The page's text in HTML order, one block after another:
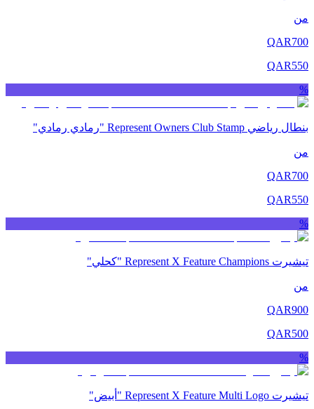
من
QAR700
QAR550
%
بنطال رياضي Represent Owners Club Stamp "رمادي رمادي"
من
QAR700
QAR550
%
تيشيرت Represent X Feature Champions "كحلي"
من
QAR900
QAR500
%
تيشيرت Represent X Feature Multi Logo "أبيض"